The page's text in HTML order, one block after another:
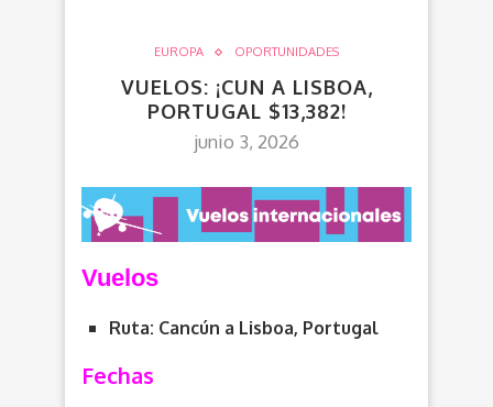
EUROPA OPORTUNIDADES
VUELOS: ¡CUN A LISBOA,
PORTUGAL $13,382!
junio 3, 2026
Vuelos
Ruta: Cancún a Lisboa, Portugal
Fechas